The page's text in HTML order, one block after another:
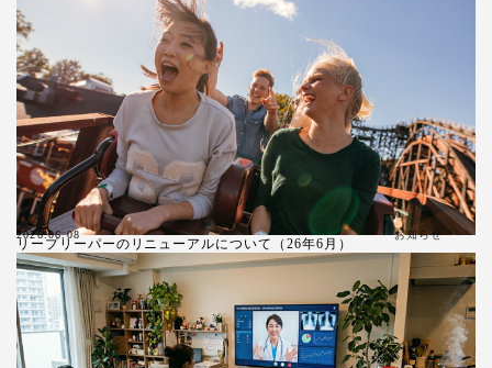
リープリーパーのリニューアルについて（26年6月）
2026.06.08 お知らせ